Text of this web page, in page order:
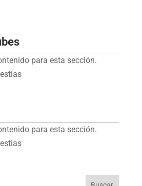
para esta sección.
para esta sección.